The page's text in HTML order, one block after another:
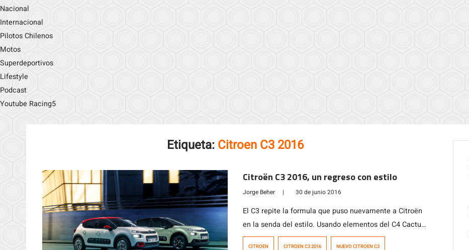
Nacional
Internacional
Pilotos Chilenos
Motos
Superdeportivos
Lifestyle
Podcast
Youtube Racing5
Etiqueta: Citroen C3 2016
Citroën C3 2016, un regreso con estilo
Jorge Beher | 30 de junio 2016
El C3 repite la formula que puso nuevamente a Citroën
en la senda del estilo. Usando elementos del C4 Cactus,
el compacto francés aspira a mucho más de lo que
CITROEN CITROEN C3 2016 NUEVO CITROEN C3